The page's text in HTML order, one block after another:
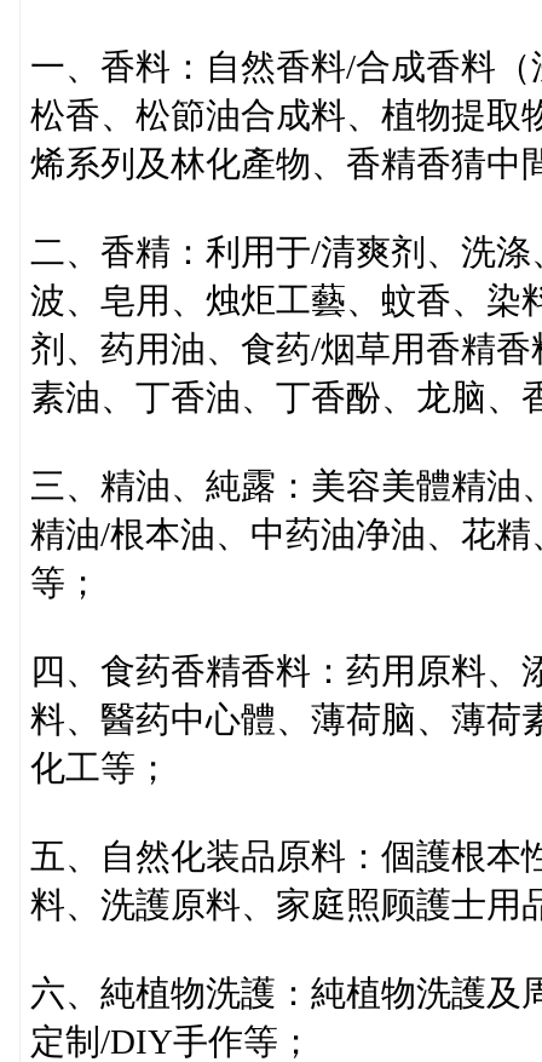
一、香料：自然香料/合成香料
松香、松節油合成料、植物提取
烯系列及林化產物、香精香猜中
二、香精：利用于/清爽剂、洗
波、皂用、烛炬工藝、蚊香、染
剂、药用油、食药/烟草用香精
素油、丁香油、丁香酚、龙脑、
三、精油、純露：美容美體精油
精油/根本油、中药油净油、花
等；
四、食药香精香料：药用原料、
料、醫药中心體、薄荷脑、薄荷
化工等；
五、自然化装品原料：個護根本
料、洗護原料、家庭照顾護士用
六、純植物洗護：純植物洗護及
定制/DIY手作等；